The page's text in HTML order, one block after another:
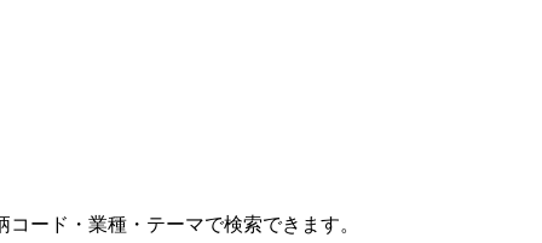
ード・業種・テーマで検索できます。